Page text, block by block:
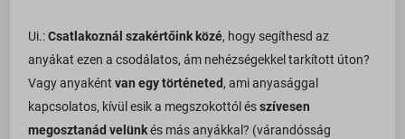
Ui.:Csatlakoznál szakértőink közé, hogy segíthesd az
anyákat ezen a csodálatos, ám nehézségekkel tarkított úton?
Vagy anyakéntvan egy történeted , ami anyasággal
kapcsolatos, kívül esik a megszokottól ésszívesen
megosztanád velünkés más anyákkal? (várandósság